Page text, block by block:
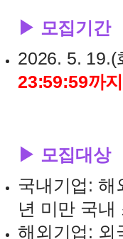
▶ 모집기간
2026. 5. 19.(
23:59:59까지
▶ 모집대상
국내기업: 해
년 미만 국내
해외기업: 외